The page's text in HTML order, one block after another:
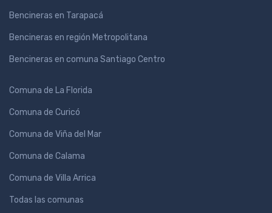
Bencineras en Tarapacá
Bencineras en región Metropolitana
Bencineras en comuna Santiago Centro
Comuna de La Florida
Comuna de Curicó
Comuna de Viña del Mar
Comuna de Calama
Comuna de Villa Arrica
Todas las comunas